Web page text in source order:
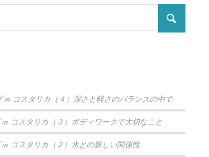
in コスタリカ（４）深さと軽さのバランスの中で
in コスタリカ（３）ボディワークで大切なこと
in コスタリカ（２）水との新しい関係性